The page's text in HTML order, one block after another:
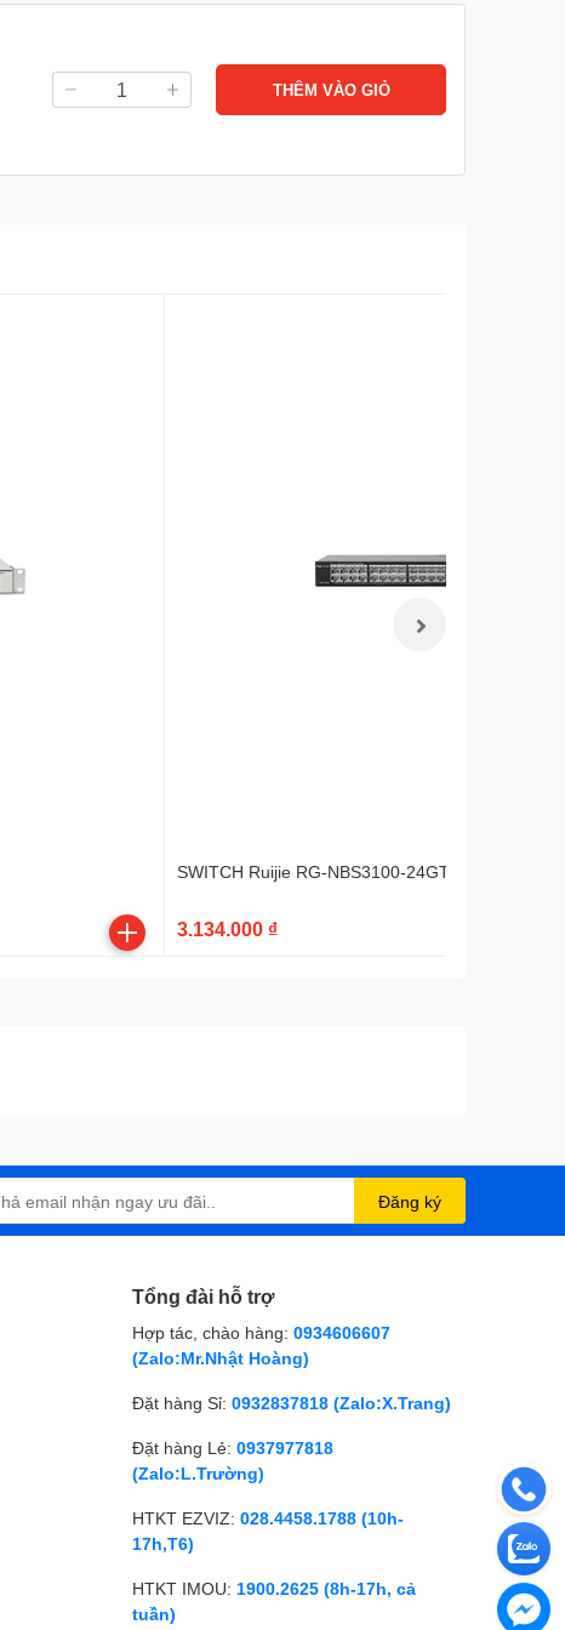
THÊM VÀO GIỎ
SWITCH Ruijie RG-NBS3100-24GT4SFP
3.134.000 ₫
Đăng ký
Tổng đài hỗ trợ
Hợp tác, chào hàng: 0934606607
(Zalo:Mr.Nhật Hoàng)
Đặt hàng Sỉ: 0932837818 (Zalo:X.Trang)
Đặt hàng Lẻ: 0937977818
(Zalo:L.Trường)
HTKT EZVIZ: 028.4458.1788 (10h-
17h,T6)
HTKT IMOU: 1900.2625 (8h-17h, cả
tuần)